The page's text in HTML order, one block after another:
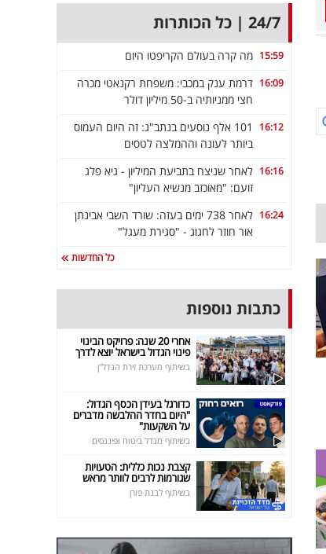
24/7 | כל הכותרות
15:59 מה קרה בעולם הקריפטו היום
16:09 דרמת ענק במכבי: משפחת רקנאטי מכרה
חצי ממניותיה ב-50 מיליון דולר
16:12
101 אלף נוסעים בנתב"ג: זה היום העמוס
ביותר לעונה וההמלצה לטסים
16:16 לאחר שניצח בתביעת המיליון - גיא פלג
זועם: "מאוכזב מנשיא העליון"
16:24
לאחר 738 ימים בעזה: שורד השבי אבינתן
אור חוזר לחגוג - "סגירת מעגל"
כל החדשות
כתבות נוספות
אחרי 20 שנה: פרויקט הבינוי
פינוי הגדול בישראל יוצא לדרך
בשיתוף מערכת זירת הנדל"ן
כדורגל בעידן הכסף הגדול:
"היום בחדר ההלבשה מדברים
על השקעות"
בשיתוף מגדל ביטוח ופיננסים
קצבת נכות כללית: הטעויות
שגורמות לרבים לוותר מראש
בשיתוף לבנת פורן